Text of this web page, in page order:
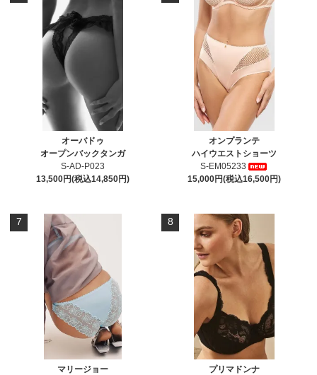
オーバドゥ
オープンバックタンガ
S-AD-P023
13,500円(税込14,850円)
オンプランテ
ハイウエストショーツ
S-EM05233
15,000円(税込16,500円)
7
マリージョー
8
プリマドンナ